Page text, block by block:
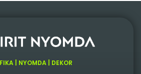
| NYOMDA | DEKOR